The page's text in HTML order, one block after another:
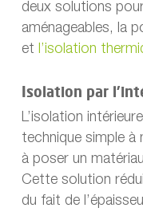
deux solutions
aménageables, la
et l’isolation
Isolation par
L’isolation
technique simple
à poser un
Cette solution
du fait de